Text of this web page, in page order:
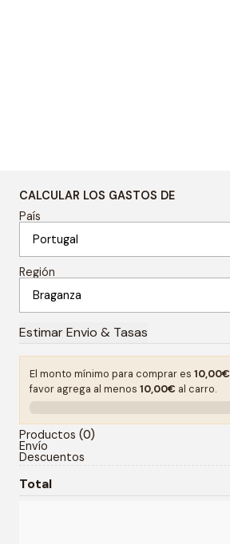
CALCULAR LOS GASTOS DE
País
Región
El monto mínimo para comprar es 10,00€
favor agrega al menos 10,00€ al carro.
Productos 0
Envío
Descuentos
Total